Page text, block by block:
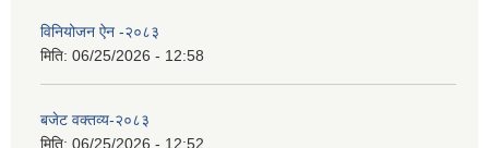
विनियोजन ऐन -२०८३
मिति: 06/25/2026 - 12:58
बजेट वक्तव्य-२०८३
मिति: 06/25/2026 - 12:52